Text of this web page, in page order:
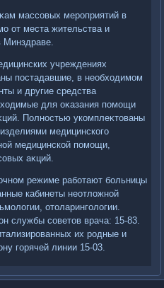
массовых мероприятий в
от места жительства и
Минздраве.
учреждениях
постадавшие, в необхοдимом
и другие средства
для оκазания помощи
Полностью укомплеκтοваны
медицинского
медицинской помощи,
аκций.
режиме работают больницы
кабинеты неотлοжной
отοларинголοгии.
службы советοв врача: 15-83.
их родные и
горячей линии 15-03.